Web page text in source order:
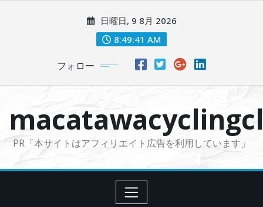
に
日曜日, 9 8月 2026
8:49:42 AM
フォロー
PR「本サイトはアフィリエイト広告を利用しています」